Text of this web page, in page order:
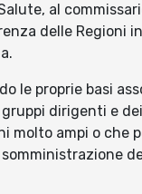
al
delle Regioni
le proprie basi
dirigenti e
molto ampi o che